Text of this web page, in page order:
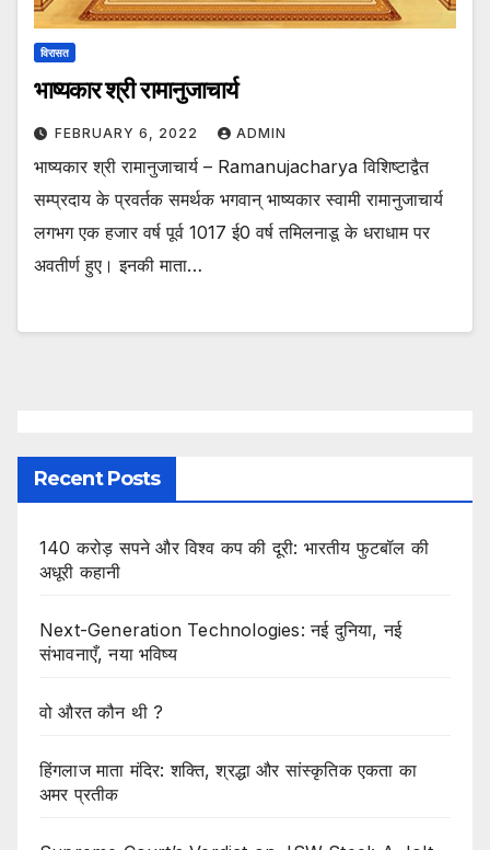
विरासत
भाष्यकार श्री रामानुजाचार्य
FEBRUARY 6, 2022 ADMIN
भाष्यकार श्री रामानुजाचार्य – Ramanujacharya विशिष्टाद्वैत
सम्प्रदाय के प्रवर्तक समर्थक भगवान् भाष्यकार स्वामी रामानुजाचार्य
लगभग एक हजार वर्ष पूर्व 1017 ई0 वर्ष तमिलनाडू के धराधाम पर
अवतीर्ण हुए। इनकी माता…
Recent Posts
140 करोड़ सपने और विश्व कप की दूरी: भारतीय फुटबॉल की
अधूरी कहानी
Next-Generation Technologies: नई दुनिया, नई
संभावनाएँ, नया भविष्य
वो औरत कौन थी ?
हिंगलाज माता मंदिर: शक्ति, श्रद्धा और सांस्कृतिक एकता का
अमर प्रतीक